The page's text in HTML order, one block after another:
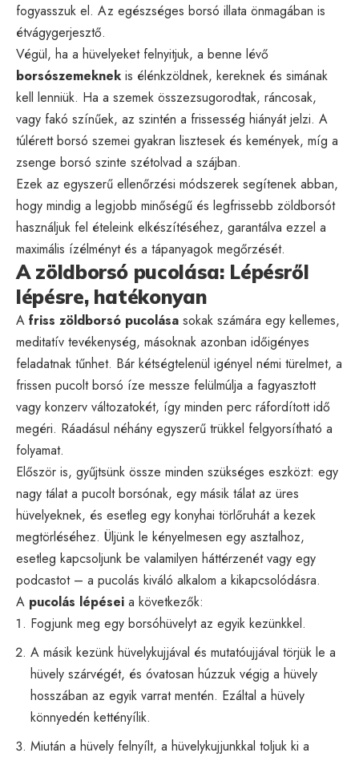
fogyasszuk el. Az egészséges borsó illata önmagában is
étvágygerjesztő.
Végül, ha a hüvelyeket felnyitjuk, a benne lévő
borsószemeknek is élénkzöldnek, kereknek és simának
kell lenniük. Ha a szemek összezsugorodtak, ráncosak,
vagy fakó színűek, az szintén a frissesség hiányát jelzi. A
túlérett borsó szemei gyakran lisztesek és kemények, míg a
zsenge borsó szinte szétolvad a szájban.
Ezek az egyszerű ellenőrzési módszerek segítenek abban,
hogy mindig a legjobb minőségű és legfrissebb zöldborsót
használjuk fel ételeink elkészítéséhez, garantálva ezzel a
maximális ízélményt és a tápanyagok megőrzését.
A zöldborsó pucolása: Lépésről
lépésre, hatékonyan
A friss zöldborsó pucolása sokak számára egy kellemes,
meditatív tevékenység, másoknak azonban időigényes
feladatnak tűnhet. Bár kétségtelenül igényel némi türelmet, a
frissen pucolt borsó íze messze felülmúlja a fagyasztott
vagy konzerv változatokét, így minden perc ráfordított idő
megéri. Ráadásul néhány egyszerű trükkel felgyorsítható a
folyamat.
Először is, gyűjtsünk össze minden szükséges eszközt: egy
nagy tálat a pucolt borsónak, egy másik tálat az üres
hüvelyeknek, és esetleg egy konyhai törlőruhát a kezek
megtörléséhez. Üljünk le kényelmesen egy asztalhoz,
esetleg kapcsoljunk be valamilyen háttérzenét vagy egy
podcastot – a pucolás kiváló alkalom a kikapcsolódásra.
A pucolás lépései a következők:
Fogjunk meg egy borsóhüvelyt az egyik kezünkkel.
A másik kezünk hüvelykujjával és mutatóujjával törjük le a
hüvely szárvégét, és óvatosan húzzuk végig a hüvely
hosszában az egyik varrat mentén. Ezáltal a hüvely
könnyedén kettényílik.
Miután a hüvely felnyílt, a hüvelykujjunkkal toljuk ki a